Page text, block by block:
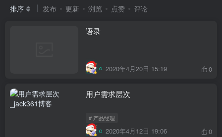
排序 发布 更新 浏览 点赞 评论
语录
2020年4月20日 15:19 0
用户需求层次
# 产品经理
2020年4月12日 19:06 0